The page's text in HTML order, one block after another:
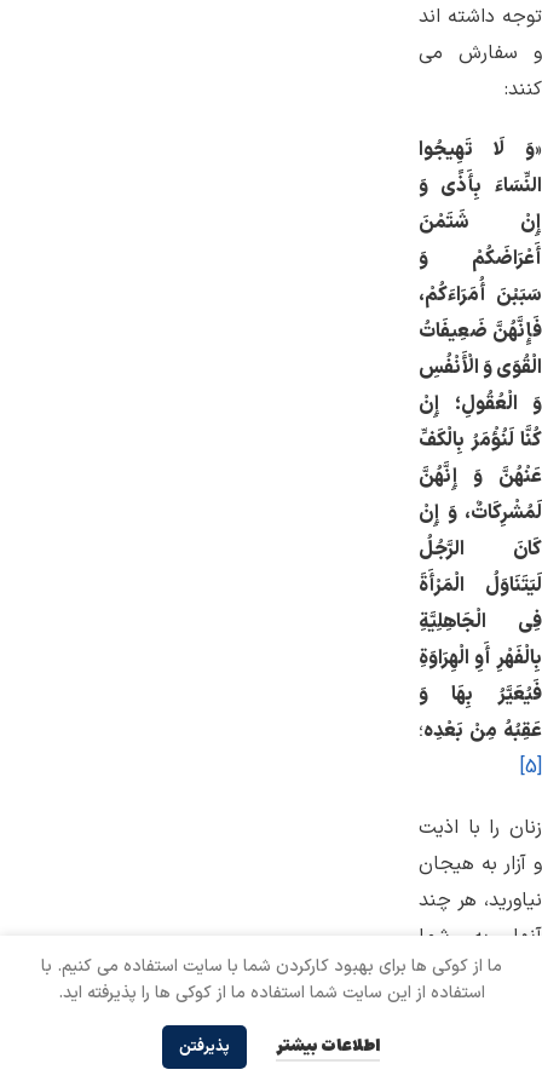
توجه داشته اند
و سفارش می
کنند:
«وَ لَا تَهِیجُوا
النِّسَاءَ بِأَذًى وَ
إِنْ شَتَمْنَ
أَعْرَاضَكُمْ وَ
سَبَبْنَ أُمَرَاءَكُمْ،
فَإِنَّهُنَّ ضَعِیفَاتُ
الْقُوَى وَ الْأَنْفُسِ
وَ الْعُقُولِ؛ إِنْ
كُنَّا لَنُؤْمَرُ بِالْكَفِّ
عَنْهُنَّ وَ إِنَّهُنَّ
لَمُشْرِكَاتٌ، وَ إِنْ
كَانَ الرَّجُلُ
لَیَتَنَاوَلُ الْمَرْأَةَ
فِی الْجَاهِلِیَّةِ
بِالْفَهْرِ أَوِ الْهِرَاوَةِ
فَیُعَیَّرُ بِهَا وَ
عَقِبُهُ مِنْ بَعْدِه؛
[5]
زنان را با اذیت
و آزار به هیجان
نیاورید، هر چند
آنها به شما
دشنام دهند و
به سرانتان
ما از کوکی ها برای بهبود کارکردن شما با سایت استفاده می کنیم. با
استفاده از این سایت شما استفاده ما از کوکی ها را پذیرفته اید.
اطلاعات بیشتر پذیرفتن